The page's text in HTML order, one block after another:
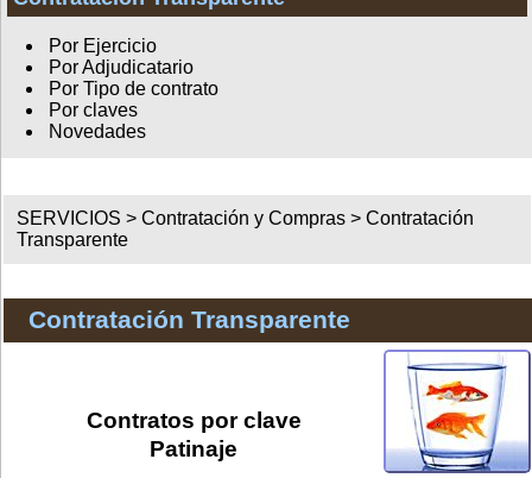
Por Ejercicio
Por Adjudicatario
Por Tipo de contrato
Por claves
Novedades
SERVICIOS >Contratación y Compras >Contratación
Transparente
Contratación Transparente
Contratos por clave
Patinaje